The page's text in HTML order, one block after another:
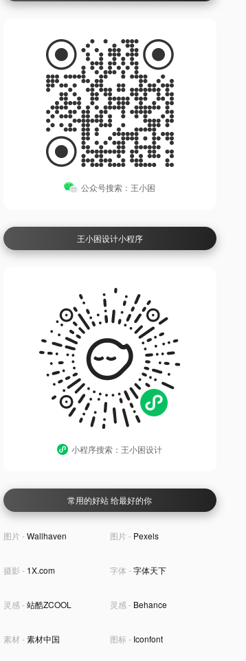
公众号搜索：王小困
王小困设计小程序
小程序搜索：王小困设计
常用的好站 给最好的你
图片 -Wallhaven 图片 - Pexels
摄影 - 1X.com 字体 -字体天下
灵感 -站酷ZCOOL 灵感 - Behance
素材 -素材中国 图标 - Iconfont